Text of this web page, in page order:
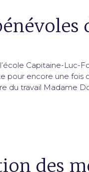
Capitaine-
encore une
du travail Madame
des